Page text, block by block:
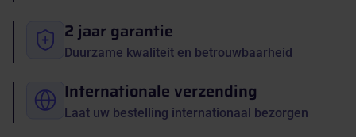
2 jaar garantie
Duurzame kwaliteit en betrouwbaarheid
Internationale verzending
Laat uw bestelling internationaal bezorgen